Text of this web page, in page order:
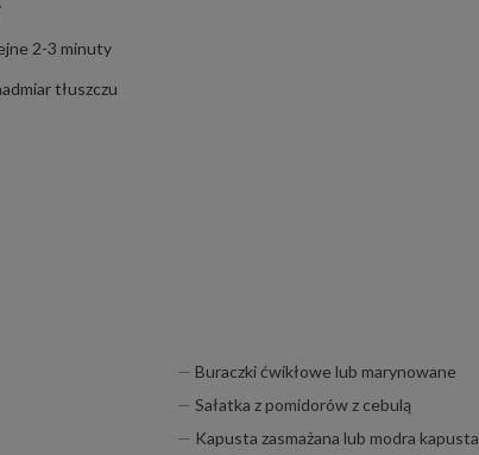
2-3 minuty
tłuszczu
Buraczki ćwikłowe lub marynowane
Sałatka z pomidorów z cebulą
Kapusta zasmażana lub modra kapusta